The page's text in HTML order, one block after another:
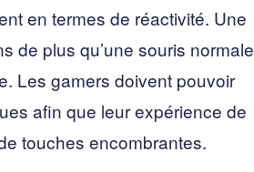
en termes de réactivité. Une
de plus qu’une souris normale
Les gamers doivent pouvoir
afin que leur expérience de
touches encombrantes.